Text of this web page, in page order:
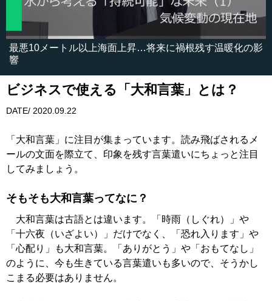
最悪10メートル以上海面上昇…将来に禍根残す温暖化の影
響
ビジネスで使える「大和言葉」とは？
DATE/ 2020.09.22
「大和言葉」に注目が集まっています。読み飛ばされるメ
ールの文面を際立て、印象を残す言葉遣いにちょっと注目
してみましょう。
そもそも大和言葉ってなに？
大和言葉は古語とは違います。「時雨（しぐれ）」や
「十六夜（いざよい）」だけでなく、「恐れ入ります」や
「心配り」も大和言葉。「ありがとう」や「おもてなし」
のように、今も生きている言葉遣いも多いので、そうかし
こまる必要はありません。